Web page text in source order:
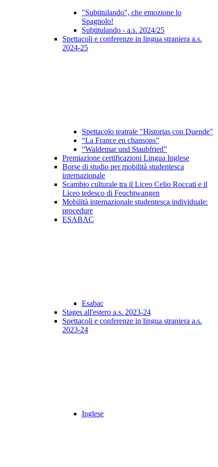
"Subtitulando", che emozione lo
Spagnolo!
Subtitulando - a.s. 2024/25
Spettacoli e conferenze in lingua straniera a.s.
2024-25
Spettacolo teatrale "Historias con Duende"
“La France en chansons”
“Waldemar und Staubfried”
Premiazione certificazioni Lingua Inglese
Borse di studio per mobilità studentesca
internazionale
Scambio culturale tra il Liceo Celio Roccati e il
Liceo tedesco di Feuchtwangen
Mobilità internazionale studentesca individuale:
procedure
ESABAC
Esabac
Stages all'estero a.s. 2023-24
Spettacoli e conferenze in lingua straniera a.s.
2023-24
Inglese